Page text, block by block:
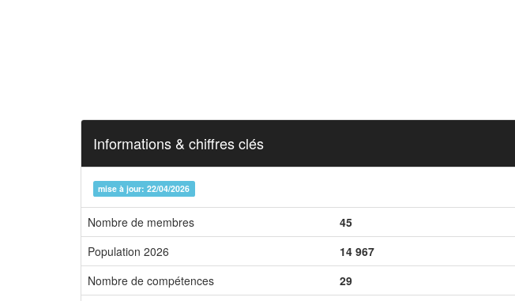
Informations & chiffres clés
mise à jour: 22/04/2026
Nombre de membres 45
Population 2026
14 967
Nombre de compétences
29